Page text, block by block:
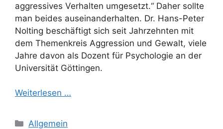
aggressives Verhalten umgesetzt.“ Daher sollte
man beides auseinanderhalten. Dr. Hans-Peter
Nolting beschäftigt sich seit Jahrzehnten mit
dem Themenkreis Aggression und Gewalt, viele
Jahre davon als Dozent für Psychologie an der
Universität Göttingen.
Weiterlesen …
Kategorien
Allgemein